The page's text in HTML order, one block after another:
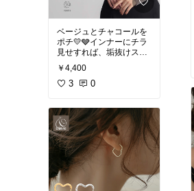
ベージュとチャコールを
ポチ💛🩶インナーにチラ
見せすれば、垢抜けスタ
し✨
￥4,400
3 0